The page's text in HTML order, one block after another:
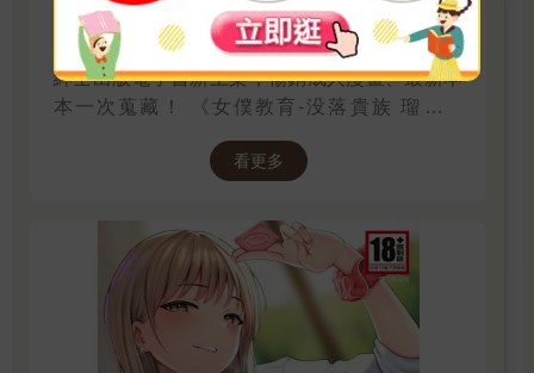
讀墨電子書｜紳士出版成人漫畫
紳士出版電子書新上架，暢銷成人漫畫、最新本
本一次蒐藏！ 《女僕教育-没落貴族 瑠璃川
●得死去活來》等熱門系列作品任君挑選，隨時
看更多